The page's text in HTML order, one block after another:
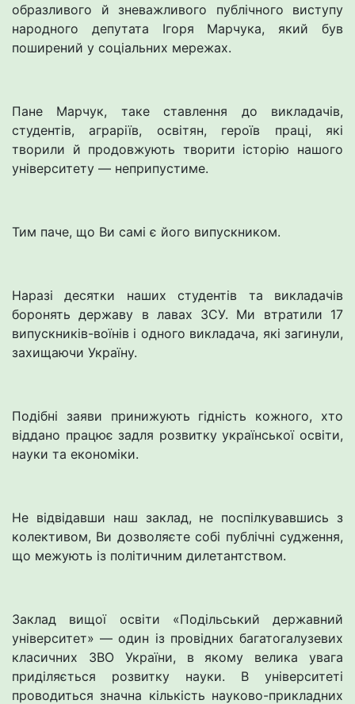
образливого й зневажливого публічного виступу
народного депутата Ігоря Марчука, який був
поширений у соціальних мережах.
Пане Марчук, таке ставлення до викладачів,
студентів, аграріїв, освітян, героїв праці, які
творили й продовжують творити історію нашого
університету — неприпустиме.
Тим паче, що Ви самі є його випускником.
Наразі десятки наших студентів та викладачів
боронять державу в лавах ЗСУ. Ми втратили 17
випускників-воїнів і одного викладача, які загинули,
захищаючи Україну.
Подібні заяви принижують гідність кожного, хто
віддано працює задля розвитку української освіти,
науки та економіки.
Не відвідавши наш заклад, не поспілкувавшись з
колективом, Ви дозволяєте собі публічні судження,
що межують із політичним дилетантством.
Заклад вищої освіти «Подільський державний
університет» — один із провідних багатогалузевих
класичних ЗВО України, в якому велика увага
приділяється розвитку науки. В університеті
проводиться значна кількість науково-прикладних